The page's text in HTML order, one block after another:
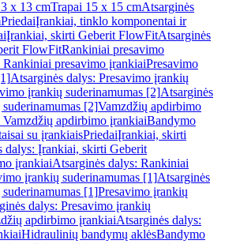
x 13 cmTrapai 15 x 15 cmAtsarginės
PriedaiĮrankiai, tinklo komponentai ir
Įrankiai, skirti Geberit FlowFitAtsarginės
FlowFitRankiniai presavimo
Rankiniai presavimo įrankiaiPresavimo
Atsarginės dalys: Presavimo įrankių
įrankių suderinamumas [2]Atsarginės
[2]Vamzdžių apdirbimo
Vamzdžių apdirbimo įrankiaiBandymo
su įrankiaisPriedaiĮrankiai, skirti
dalys: Įrankiai, skirti Geberit
įrankiaiAtsarginės dalys: Rankiniai
įrankių suderinamumas [1]Atsarginės
[1]Presavimo įrankių
dalys: Presavimo įrankių
apdirbimo įrankiaiAtsarginės dalys:
Hidraulinių bandymų aklėsBandymo